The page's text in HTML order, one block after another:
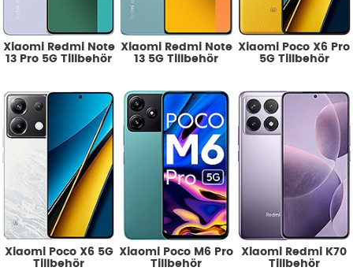
Xiaomi Redmi Note
13 Pro 5G Tillbehör
Xiaomi Redmi Note
13 5G Tillbehör
Xiaomi Poco X6 Pro
5G Tillbehör
Xiaomi Poco X6 5G
Tillbehör
Xiaomi Poco M6 Pro
Tillbehör
Xiaomi Redmi K70
Tillbehör